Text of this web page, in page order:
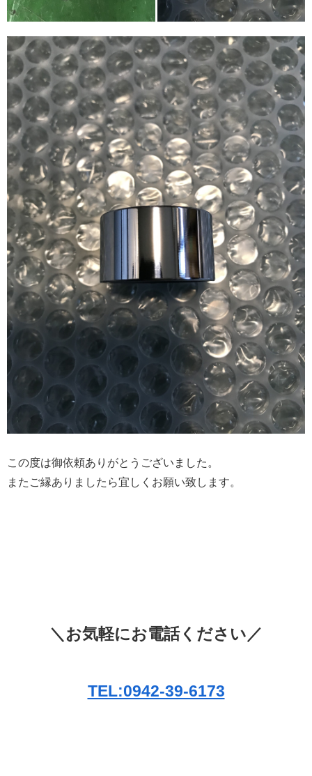
この度は御依頼ありがとうございました。
またご縁ありましたら宜しくお願い致します。
＼お気軽にお電話ください／
TEL:0942-39-6173